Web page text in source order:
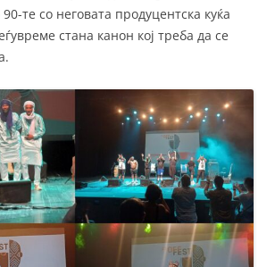
те со неговата продуцентска куќа
стана канон кој треба да се